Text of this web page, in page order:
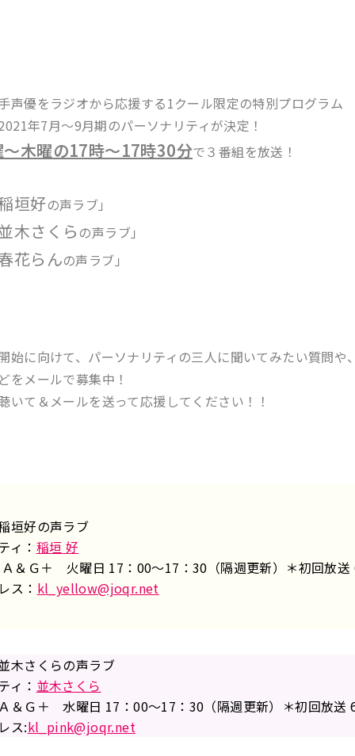
声優をラジオから応援する1クール限定の特別プログラム
年7月〜9月期のパーソナリティが決定！
〜木曜の17時〜17時30分で３番組を放送！
垣好の声ラブ」
木さくら の声ラブ」
花らんの声ラブ」
始に向けて、パーソナリティの三人に聞いてみたい質問や、
をメールで募集中！
いて＆メールを送って応援してください！！
垣好の声ラブ
ィ： 稲垣 好
＆Ｇ＋ 火曜日 17：00～17：30（隔週更新）＊初回放送
ス： kl_yellow@joqr.net
木さくらの声ラブ
ィ： 並木さくら
＆Ｇ＋ 水曜日 17：00～17：30（隔週更新）＊初回放送
ス:kl_pink@joqr.net